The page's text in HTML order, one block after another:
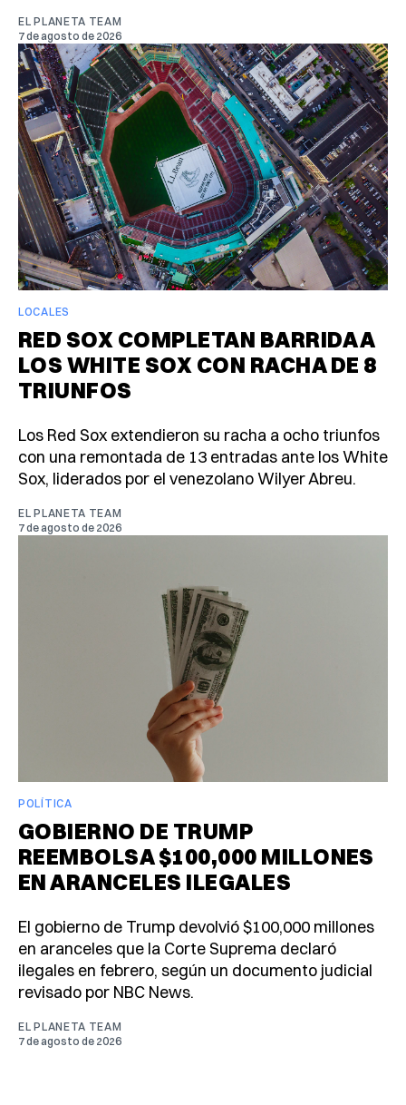
EL PLANETA TEAM
7 de agosto de 2026
LOCALES
RED SOX COMPLETAN BARRIDA A
LOS WHITE SOX CON RACHA DE 8
TRIUNFOS
Los Red Sox extendieron su racha a ocho triunfos
con una remontada de 13 entradas ante los White
Sox, liderados por el venezolano Wilyer Abreu.
EL PLANETA TEAM
7 de agosto de 2026
POLÍTICA
GOBIERNO DE TRUMP
REEMBOLSA $100,000 MILLONES
EN ARANCELES ILEGALES
El gobierno de Trump devolvió $100,000 millones
en aranceles que la Corte Suprema declaró
ilegales en febrero, según un documento judicial
revisado por NBC News.
EL PLANETA TEAM
7 de agosto de 2026